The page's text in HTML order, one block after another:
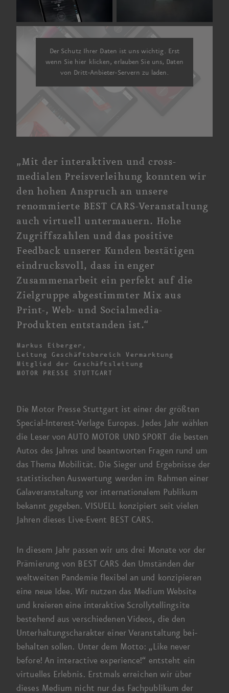
Der Schutz Ihrer Daten ist uns wichtig. Erst
wenn Sie hier klicken, erlauben Sie uns, Daten
von Dritt-Anbieter-Servern zu laden.
Die Motor Presse Stuttgart ist einer der größten
Special-Interest-Verlage Europas. Jedes Jahr wählen
die Leser von AUTO MOTOR UND SPORT die besten
Autos des Jahres und beantworten Fragen rund um
das Thema Mobilität. Die Sieger und Ergebnisse der
statistischen Aus­wertung werden im Rahmen einer
Gala­veranstaltung vor internationalem Publikum
bekannt gegeben. VISUELL konzipiert seit vielen
Jahren dieses Live-Event BEST CARS.
In diesem Jahr passen wir uns drei Monate vor der
Prämierung von BEST CARS den Umständen der
welt­weiten Pandemie flexibel an und konzipieren
eine neue Idee. Wir nutzen das Medium Website
und kreieren eine interaktive Scrolly­telling­site
bestehend aus verschiedenen Videos, die den
Unterhaltungs­charakter einer Veranstaltung bei­
behalten sollen. Unter dem Motto: „Like never
before! An interactive experience!“ entsteht ein
virtuelles Erlebnis. Erstmals erreichen wir über
dieses Medium nicht nur das Fach­publikum der
„Mit der interaktiven und cross­
medialen Preis­verleihung konnten wir
den hohen Anspruch an unsere
renommierte BEST CARS-Veranstaltung
auch virtuell unter­mauern. Hohe
Zugriffs­zahlen und das positive
Feedback unserer Kunden bestätigen
eindrucksvoll, dass in enger
Zusammenarbeit ein perfekt auf die
Zielgruppe abgestimmter Mix aus
Print-, Web- und Social­media-
Produkten entstanden ist.“
Markus Eiberger,
Leitung Geschäfts­bereich Vermarktung
Mitglied der Geschäfts­leitung
MOTOR PRESSE STUTTGART